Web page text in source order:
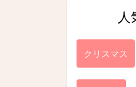
人
クリスマス